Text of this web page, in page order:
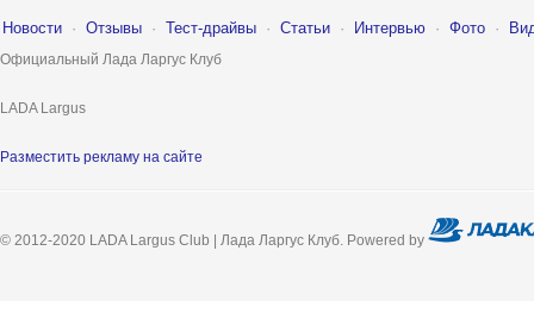
Новости · Отзывы · Тест-драйвы · Статьи · Интервью · Фото ·
Официальный Лада Ларгус Клуб
LADA Largus
Разместить рекламу на сайте
© 2012-2020 LADA Largus Club | Лада Ларгус Клуб. Powered by